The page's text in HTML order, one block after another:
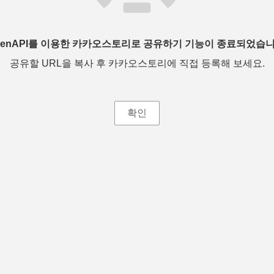
를 이용한 카카오스토리로 공유하기 기능이 종료되었습
공유할 URL을 복사 후 카카오스토리에 직접 등록해 보세요.
확인